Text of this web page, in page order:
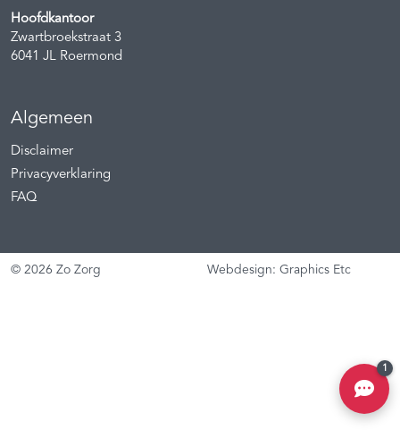
Hoofdkantoor
Zwartbroekstraat 3
6041 JL Roermond
Algemeen
Disclaimer
Privacyverklaring
FAQ
© 2026 Zo Zorg Webdesign: Graphics Etc
1